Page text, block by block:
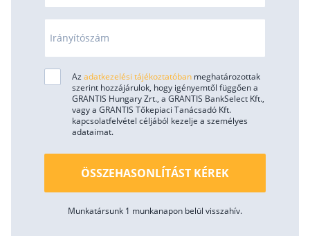
Irányítószám
Az adatkezelési tájékoztatóban meghatározottak
szerint hozzájárulok, hogy igényemtől függően a
GRANTIS Hungary Zrt., a GRANTIS BankSelect Kft.,
vagy a GRANTIS Tőkepiaci Tanácsadó Kft.
kapcsolatfelvétel céljából kezelje a személyes
adataimat.
ÖSSZEHASONLÍTÁST KÉREK
Munkatársunk 1 munkanapon belül visszahív.